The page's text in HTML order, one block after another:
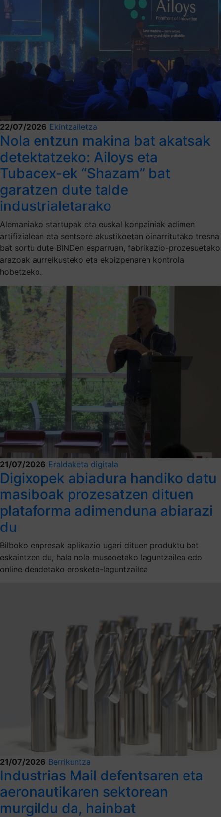
22/07/2026 Ekintzailetza
Nola entzun makina bat akatsak
detektatzeko: Ailoys eta
Tubacex-ek “Shazam” bat
garatzen dute talde
industrialetarako
Alemaniako startupak eta euskal konpainiak adimen
artifizialean eta sentsore akustikoetan oinarritutako tresna
bat sortu dute BINDen esparruan, fabrikazio-prozesuetako
arazoak aurreikusteko eta ekoizpenaren kontrola
hobetzeko.
21/07/2026 Eraldaketa digitala
Digixopek abiadura handiko datu
masiboak prozesatzen dituen
plataforma adimenduna abiarazi
du
Bilboko enpresak aplikazio ugari dituen produktu bat
eskaintzen du, hala nola museoetako laguntzailea edo
online dendetako erosketa-laguntzailea
21/07/2026 Berrikuntza
Industrias Mail defentsaren eta
aeronautikaren sektorean
murgildu da, hainbat